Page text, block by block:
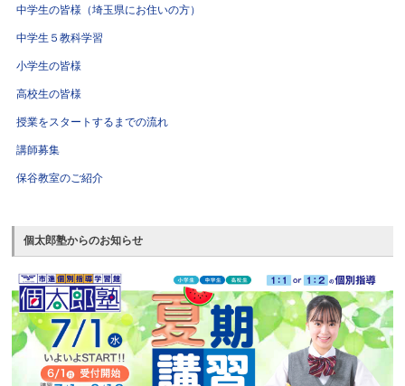
中学生の皆様（埼玉県にお住いの方）
中学生５教科学習
小学生の皆様
高校生の皆様
授業をスタートするまでの流れ
講師募集
保谷教室のご紹介
個太郎塾からのお知らせ